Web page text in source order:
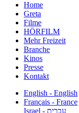
Home
Greta
Filme
HÖRFILM
Mehr Freizeit
Branche
Kinos
Presse
Kontakt
English - English
Français - France
עִבְרִית - Israel